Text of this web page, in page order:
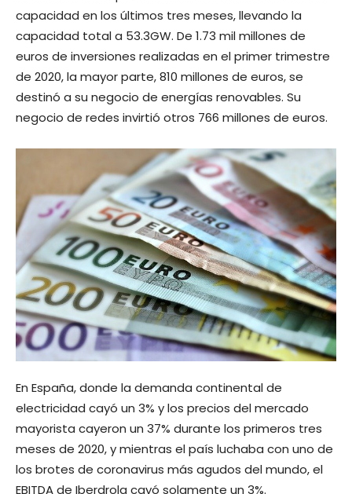
capacidad en los últimos tres meses, llevando la
capacidad total a 53.3GW. De 1.73 mil millones de
euros de inversiones realizadas en el primer trimestre
de 2020, la mayor parte, 810 millones de euros, se
destinó a su negocio de energías renovables. Su
negocio de redes invirtió otros 766 millones de euros.
En España, donde la demanda continental de
electricidad cayó un 3% y los precios del mercado
mayorista cayeron un 37% durante los primeros tres
meses de 2020, y mientras el país luchaba con uno de
los brotes de coronavirus más agudos del mundo, el
EBITDA de Iberdrola cayó solamente un 3%.